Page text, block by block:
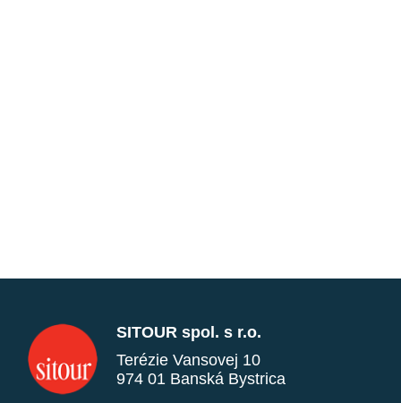
SITOUR spol. s r.o.
Terézie Vansovej 10
974 01 Banská Bystrica